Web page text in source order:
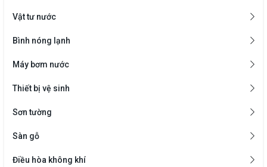
Vật tư nước
Bình nóng lạnh
Máy bơm nước
Thiết bị vệ sinh
Sơn tường
Sàn gỗ
Điều hòa không khí